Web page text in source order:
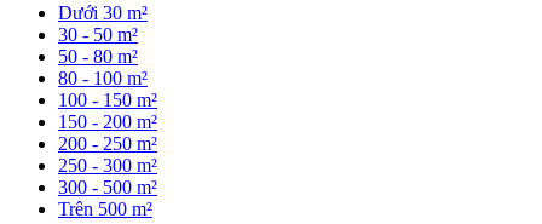
Dưới 30 m²
30 - 50 m²
50 - 80 m²
80 - 100 m²
100 - 150 m²
150 - 200 m²
200 - 250 m²
250 - 300 m²
300 - 500 m²
Trên 500 m²